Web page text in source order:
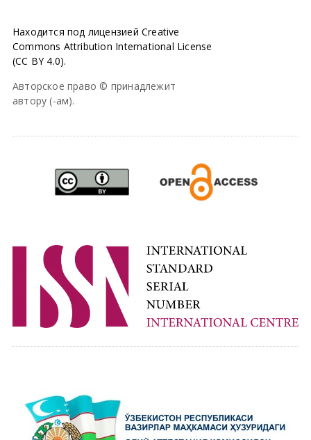
Находится под лицензией Creative
Commons Attribution International License
(CC BY 4.0).
Авторское право © принадлежит
автору (-ам).